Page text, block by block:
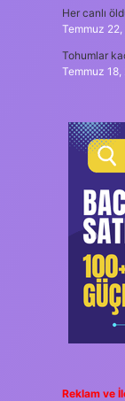
Her canlı
Temmuz
Tohumlar
Temmuz 18,
Reklam ve